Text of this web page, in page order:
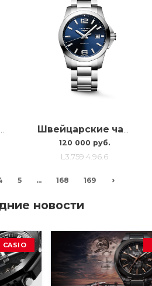
120 000 руб.
L3.759.4.96.6
5 ... 168 169 ›
новости
CASIO